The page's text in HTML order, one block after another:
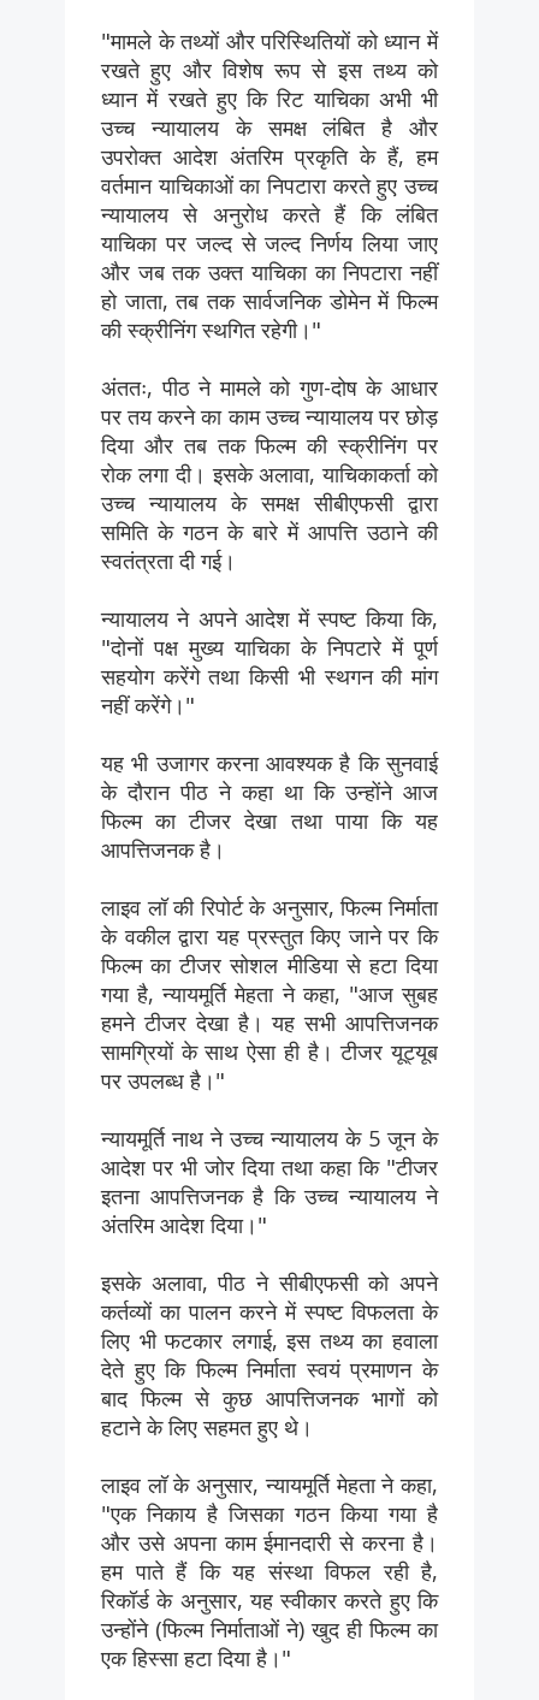
"मामले के तथ्यों और परिस्थितियों को ध्यान में
रखते हुए और विशेष रूप से इस तथ्य को
ध्यान में रखते हुए कि रिट याचिका अभी भी
उच्च न्यायालय के समक्ष लंबित है और
उपरोक्त आदेश अंतरिम प्रकृति के हैं, हम
वर्तमान याचिकाओं का निपटारा करते हुए उच्च
न्यायालय से अनुरोध करते हैं कि लंबित
याचिका पर जल्द से जल्द निर्णय लिया जाए
और जब तक उक्त याचिका का निपटारा नहीं
हो जाता, तब तक सार्वजनिक डोमेन में फिल्म
की स्क्रीनिंग स्थगित रहेगी।"
अंततः, पीठ ने मामले को गुण-दोष के आधार
पर तय करने का काम उच्च न्यायालय पर छोड़
दिया और तब तक फिल्म की स्क्रीनिंग पर
रोक लगा दी। इसके अलावा, याचिकाकर्ता को
उच्च न्यायालय के समक्ष सीबीएफसी द्वारा
समिति के गठन के बारे में आपत्ति उठाने की
स्वतंत्रता दी गई।
न्यायालय ने अपने आदेश में स्पष्ट किया कि,
"दोनों पक्ष मुख्य याचिका के निपटारे में पूर्ण
सहयोग करेंगे तथा किसी भी स्थगन की मांग
नहीं करेंगे।"
यह भी उजागर करना आवश्यक है कि सुनवाई
के दौरान पीठ ने कहा था कि उन्होंने आज
फिल्म का टीजर देखा तथा पाया कि यह
आपत्तिजनक है।
लाइव लॉ की रिपोर्ट के अनुसार, फिल्म निर्माता
के वकील द्वारा यह प्रस्तुत किए जाने पर कि
फिल्म का टीजर सोशल मीडिया से हटा दिया
गया है, न्यायमूर्ति मेहता ने कहा, "आज सुबह
हमने टीजर देखा है। यह सभी आपत्तिजनक
सामग्रियों के साथ ऐसा ही है। टीजर यूट्यूब
पर उपलब्ध है।"
न्यायमूर्ति नाथ ने उच्च न्यायालय के 5 जून के
आदेश पर भी जोर दिया तथा कहा कि "टीजर
इतना आपत्तिजनक है कि उच्च न्यायालय ने
अंतरिम आदेश दिया।"
इसके अलावा, पीठ ने सीबीएफसी को अपने
कर्तव्यों का पालन करने में स्पष्ट विफलता के
लिए भी फटकार लगाई, इस तथ्य का हवाला
देते हुए कि फिल्म निर्माता स्वयं प्रमाणन के
बाद फिल्म से कुछ आपत्तिजनक भागों को
हटाने के लिए सहमत हुए थे।
लाइव लॉ के अनुसार, न्यायमूर्ति मेहता ने कहा,
"एक निकाय है जिसका गठन किया गया है
और उसे अपना काम ईमानदारी से करना है।
हम पाते हैं कि यह संस्था विफल रही है,
रिकॉर्ड के अनुसार, यह स्वीकार करते हुए कि
उन्होंने (फिल्म निर्माताओं ने) खुद ही फिल्म का
एक हिस्सा हटा दिया है।"